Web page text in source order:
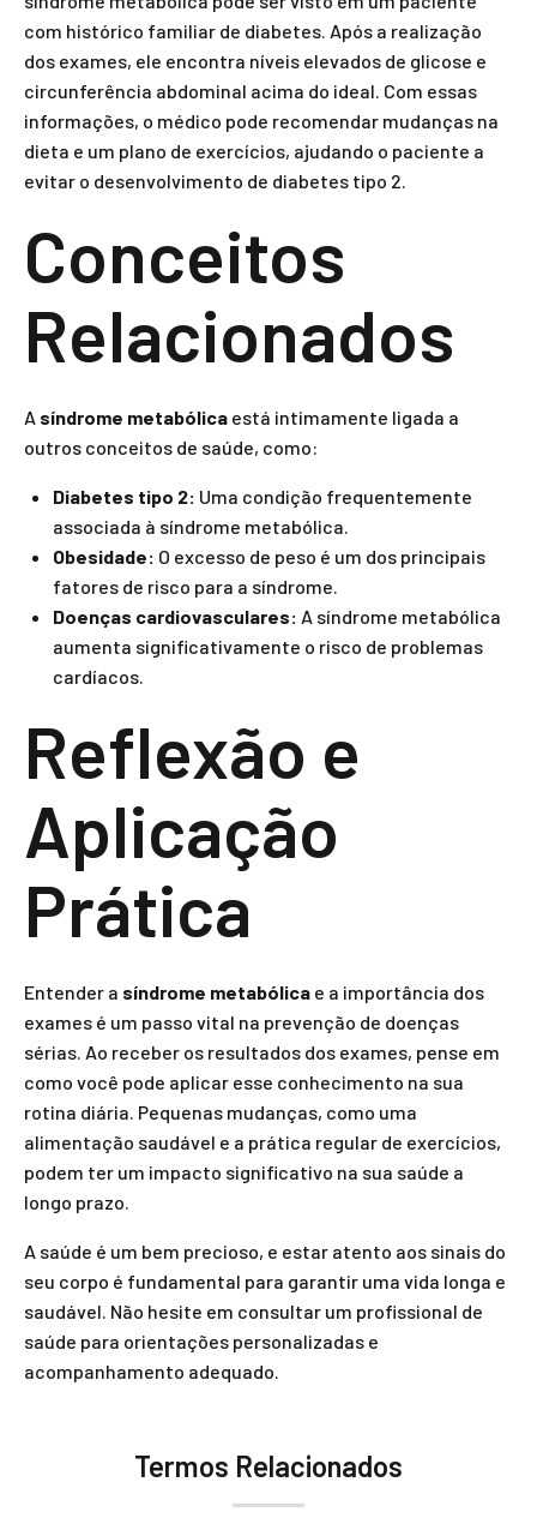
com histórico familiar de diabetes. Após a realização
dos exames, ele encontra níveis elevados de glicose e
circunferência abdominal acima do ideal. Com essas
informações, o médico pode recomendar mudanças na
dieta e um plano de exercícios, ajudando o paciente a
evitar o desenvolvimento de diabetes tipo 2.
Conceitos
Relacionados
A síndrome metabólica está intimamente ligada a
outros conceitos de saúde, como:
Diabetes tipo 2: Uma condição frequentemente
associada à síndrome metabólica.
Obesidade: O excesso de peso é um dos principais
fatores de risco para a síndrome.
Doenças cardiovasculares: A síndrome metabólica
aumenta significativamente o risco de problemas
cardíacos.
Reflexão e
Aplicação
Prática
Entender a síndrome metabólica e a importância dos
exames é um passo vital na prevenção de doenças
sérias. Ao receber os resultados dos exames, pense em
como você pode aplicar esse conhecimento na sua
rotina diária. Pequenas mudanças, como uma
alimentação saudável e a prática regular de exercícios,
podem ter um impacto significativo na sua saúde a
longo prazo.
A saúde é um bem precioso, e estar atento aos sinais do
seu corpo é fundamental para garantir uma vida longa e
saudável. Não hesite em consultar um profissional de
saúde para orientações personalizadas e
acompanhamento adequado.
Termos Relacionados